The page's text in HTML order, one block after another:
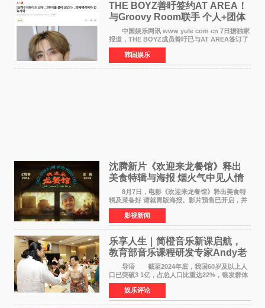
THE BOYZ善旴签约AT AREA！
与Groovy Room联手 个人+团体
活动并行
中国娱乐网讯 www yule com cn 7日据独家
报道，THE BOYZ成员善旴已与AT AREA签订了
专属合约。AT AREA是由知名制作人组合
Groovy Room创立的hip-hop厂牌，旗下拥有多
位实力派音乐人，在韩
韩国娱乐
沈腾新片《欢迎来龙餐馆》释出
美食特辑与海报 烟火气中见人情
温暖
8月7日，电影《欢迎来龙餐馆》释出美食特
辑及菜备好 请就胃版海报。影片预售已开启，并
将于8月8日至10日14:00-21:00举行全国超前点
映。电影《欢迎来龙餐馆》作为战争美食喜剧大
片，讲述了中国
影视新闻
乐享人生｜简橙音乐新课启航，
教育部音乐课程研发专家Andy老
师重磅入驻领航银龄琴声
导语 截至2024年底，我国60岁及以上人
口已突破3 1亿，占总人口比重达22%，银发群体
的精神文化需求日益凸显。2024年1月，国务院办
公厅印发《关于发展银发经济增进老年人福祉的
意见》——这是
娱乐评论